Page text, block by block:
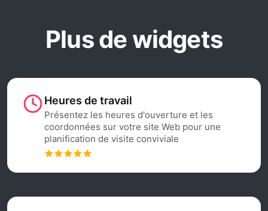
Plus de widgets
Heures de travail
Présentez les heures d'ouverture et les
coordonnées sur votre site Web pour une
planification de visite conviviale